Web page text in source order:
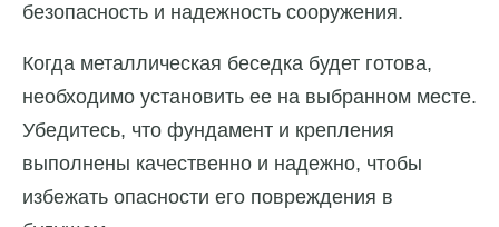
безопасность и надежность сооружения.
Когда металлическая беседка будет готова,
необходимо установить ее на выбранном месте.
Убедитесь, что фундамент и крепления
выполнены качественно и надежно, чтобы
избежать опасности его повреждения в